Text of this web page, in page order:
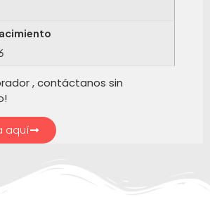
, contáctanos sin
aquí